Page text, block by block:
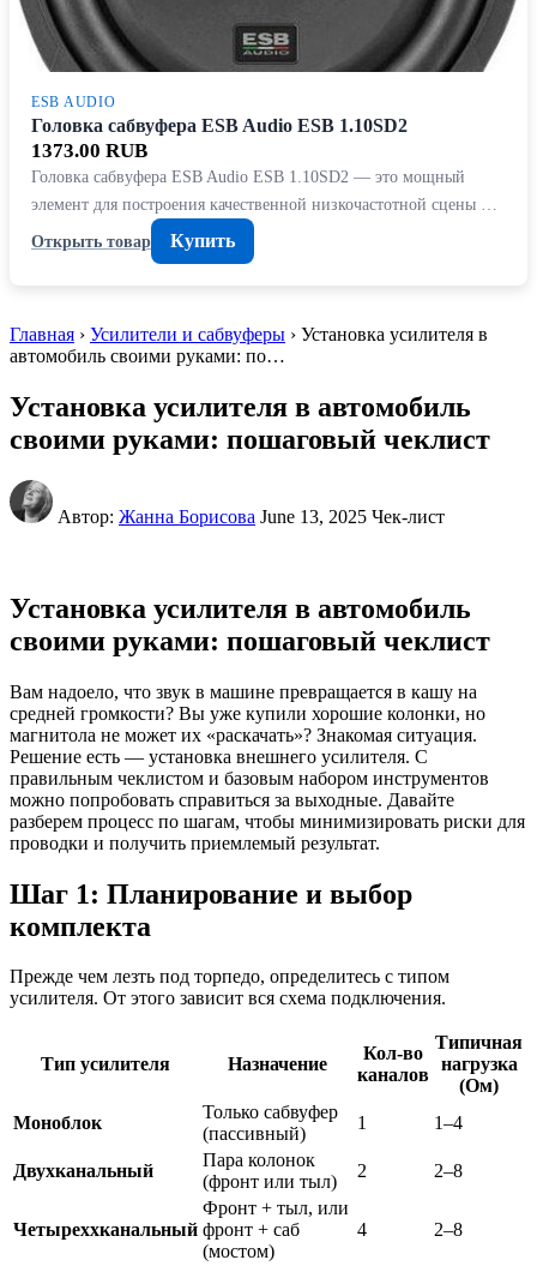
ESB AUDIO
Головка сабвуфера ESB Audio ESB 1.10SD2
1373.00 RUB
Головка сабвуфера ESB Audio ESB 1.10SD2 — это мощный
элемент для построения качественной низкочастотной сцены …
Открыть товар
Купить
Главная › Усилители и сабвуферы › Установка усилителя в
автомобиль своими руками: по…
Установка усилителя в автомобиль
своими руками: пошаговый чеклист
Автор: Жанна Борисова June 13, 2025 Чек-лист
Установка усилителя в автомобиль
своими руками: пошаговый чеклист
Вам надоело, что звук в машине превращается в кашу на
средней громкости? Вы уже купили хорошие колонки, но
магнитола не может их «раскачать»? Знакомая ситуация.
Решение есть — установка внешнего усилителя. С
правильным чеклистом и базовым набором инструментов
можно попробовать справиться за выходные. Давайте
разберем процесс по шагам, чтобы минимизировать риски для
проводки и получить приемлемый результат.
Шаг 1: Планирование и выбор
комплекта
Прежде чем лезть под торпедо, определитесь с типом
усилителя. От этого зависит вся схема подключения.
Тип усилителя Назначение
Кол-во
каналов
Типичная
нагрузка
(Ом)
Моноблок
Только сабвуфер
(пассивный)
1 1–4
Двухканальный
Пара колонок
(фронт или тыл)
2 2–8
Четыреххканальный
Фронт + тыл, или
фронт + саб
(мостом)
4 2–8